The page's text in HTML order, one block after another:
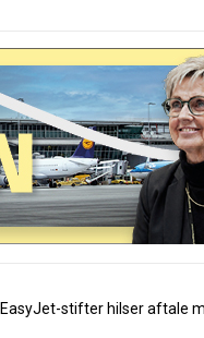
Air France etablerer A320-sæ